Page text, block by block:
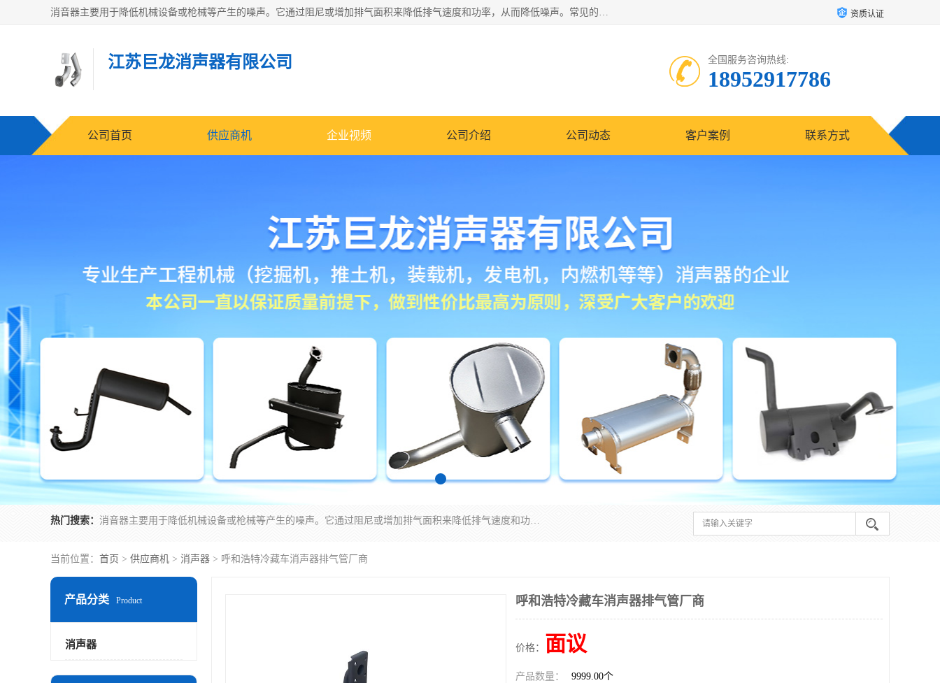
消音器主要用于降低机械设备或枪械等产生的噪声。它通过阻尼或增加排气面积来降低排气速度和功率，从而降低噪声。常见的消音器类型包括阻性消声器、抗性消声器、共振消声器以及阻抗复合式消声器等。这些消音器各有特点，适用于不同频率的噪声消除。 资质认证
江苏巨龙消声器有限公司 全国服务咨询热线:
18952917786
公司首页 供应商机 企业视频 公司介绍 公司动态 客户案例 联系方式
热门搜索： 消音器主要用于降低机械设备或枪械等产生的噪声。它通过阻尼或增加排气面积来降低排气速度和功率，从而降低噪声。常见的消音器类型包括阻性消声器、抗性消声器、共振消声器以及阻抗复合式消声器等。这些消音器各有特点，适用于不同频率的噪声消除。
当前位置： 首页 > 供应商机 > 消声器 > 呼和浩特冷藏车消声器排气管厂商
产品分类 Product
消声器
呼和浩特冷藏车消声器排气管厂商
价格： 面议
产品数量： 9999.00个